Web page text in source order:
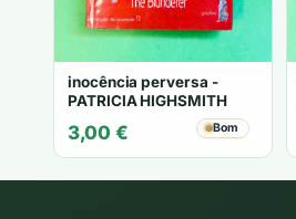
inocência perversa -
PATRICIA HIGHSMITH
3,00 € Bom